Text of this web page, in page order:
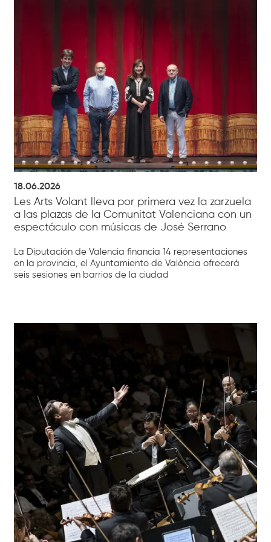
18.06.2026
Les Arts Volant lleva por primera vez la zarzuela
a las plazas de la Comunitat Valenciana con un
espectáculo con músicas de José Serrano
La Diputación de Valencia financia 14 representaciones
en la provincia, el Ayuntamiento de València ofrecerá
seis sesiones en barrios de la ciudad